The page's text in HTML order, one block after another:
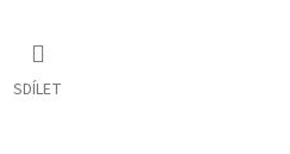
SDÍLET